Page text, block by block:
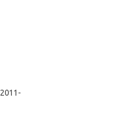
2011-